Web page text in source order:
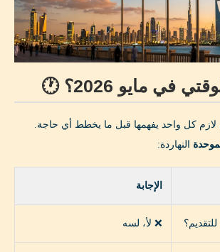
هل تأشيرة الخليج 2026 هتكون متاحة كـ Visa on
الموحدة والمسافر المصري: الفرص الذهبية
في مايو 2026؟ 🕐
لازم كل واحد يفهمها قبل ما يخطط أي حاجة.
النهاردة:
الإجابة
❌ لأ، لسه